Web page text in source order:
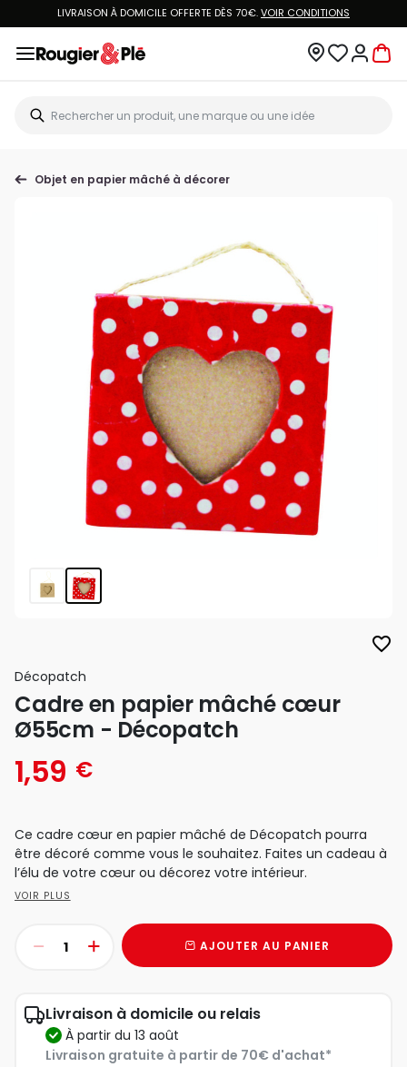
LIVRAISON À DOMICILE OFFERTE DÈS 70€.VOIR CONDITIONS
Objet en papier mâché à décorer
favorite_border
Décopatch
Cadre en papier mâché cœur
Ø55cm - Décopatch
1,59 €
Ce cadre cœur en papier mâché de Décopatch pourra
être décoré comme vous le souhaitez. Faites un cadeau à
l’élu de votre cœur ou décorez votre intérieur.
VOIR PLUS
AJOUTER AU PANIER
Livraison à domicile ou relais
à partir du 13 août
Livraison gratuite à partir de 70€ d'achat*